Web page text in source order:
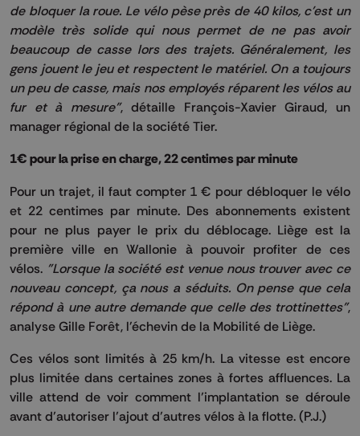
de bloquer la roue. Le vélo pèse près de 40 kilos, c'est un
modèle très solide qui nous permet de ne pas avoir
beaucoup de casse lors des trajets.Généralement, les
gens jouent le jeu et respectent le matériel.On a toujours
un peu de casse, mais nos employés réparent les vélos au
fur et à mesure", détaille François-Xavier Giraud, un
manager régional de la société Tier.
1€ pour la prise en charge, 22 centimes par minute
Pour un trajet, il faut compter 1 € pour débloquer le vélo
et 22 centimes par minute. Des abonnements existent
pour ne plus payer le prix du déblocage.Liège est la
première ville en Wallonie à pouvoir profiter de ces
vélos. "Lorsque la société est venue nous trouver avec ce
nouveau concept, ça nous a séduits.On pense que cela
répond à une autre demande que celle des trottinettes",
analyse Gille Forêt, l'échevin de la Mobilité de Liège.
Ces vélos sont limités à 25 km/h. La vitesse est encore
plus limitée dans certaines zones à fortes affluences. La
ville attend de voir comment l’implantation se déroule
avant d’autoriser l’ajout d’autres vélos à la flotte. (P.J.)